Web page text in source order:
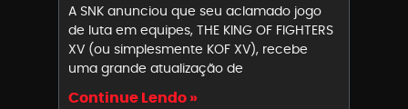
A SNK anunciou que seu aclamado jogo
de luta em equipes, THE KING OF FIGHTERS
XV (ou simplesmente KOF XV), recebe
uma grande atualização de
Continue Lendo »